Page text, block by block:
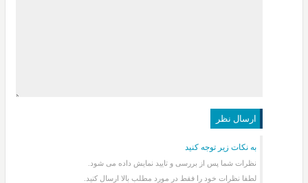
به نکات زیر توجه کنید
نظرات شما پس از بررسی و تایید نمایش داده می شود.
لطفا نظرات خود را فقط در مورد مطلب بالا ارسال کنید.